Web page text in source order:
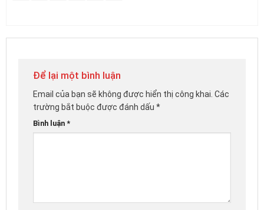
Để lại một bình luận
Email của bạn sẽ không được hiển thị công khai. Các
trường bắt buộc được đánh dấu *
Bình luận *